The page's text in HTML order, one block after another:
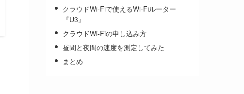
クラウドWi-Fiで使えるWi-Fiルーター
『U3』
クラウドWi-Fiの申し込み方
昼間と夜間の速度を測定してみた
まとめ